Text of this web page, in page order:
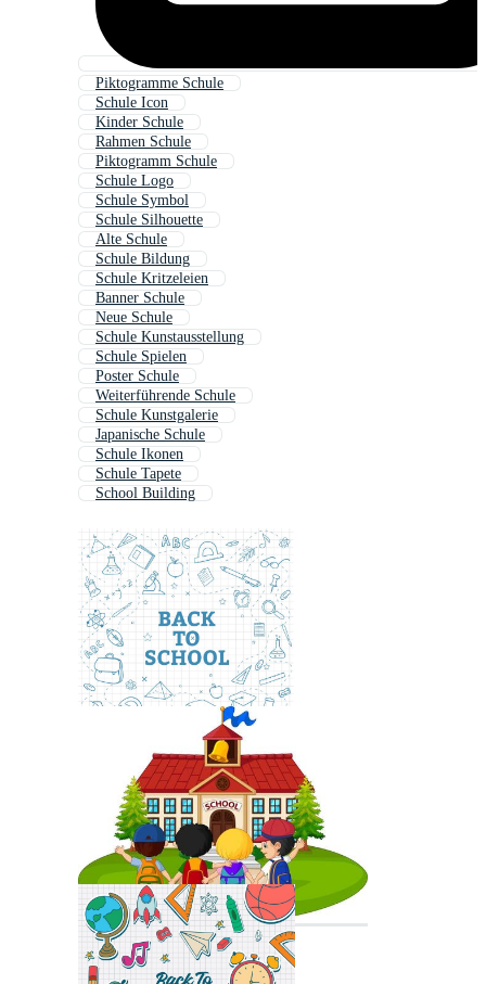
Piktogramme Schule
Schule Icon
Kinder Schule
Rahmen Schule
Piktogramm Schule
Schule Logo
Schule Symbol
Schule Silhouette
Alte Schule
Schule Bildung
Schule Kritzeleien
Banner Schule
Neue Schule
Schule Kunstausstellung
Schule Spielen
Poster Schule
Weiterführende Schule
Schule Kunstgalerie
Japanische Schule
Schule Ikonen
Schule Tapete
School Building